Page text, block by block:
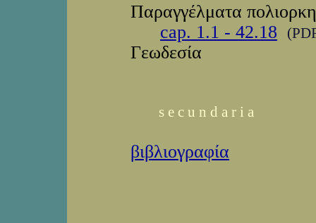
Παραγγέλματα
cap. 1.1 - 42.18
Γεωδεσία
s e c u n d a r i a
βιβλιογραφία